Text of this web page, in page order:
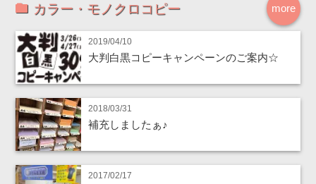
more
カラー・モノクロコピー
2019/04/10
大判白黒コピーキャンペーンのご案内☆
2018/03/31
補充しましたぁ♪
2017/02/17